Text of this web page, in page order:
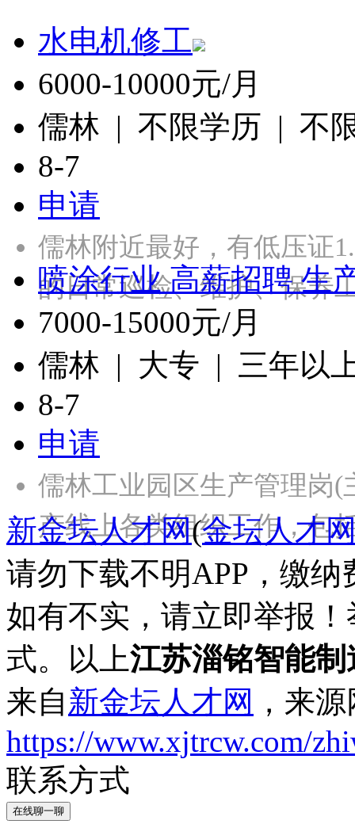
水电机修工
6000-10000元/月
儒林 | 不限学历 | 不
8-7
申请
儒林附近最好，有低压证
的日常巡检、维护、保
喷涂行业 高薪招聘 生
7000-15000元/月
儒林 | 大专 | 三年以
8-7
申请
儒林工业园区生产管理岗
产线上各类组织工作，
新金坛人才网(金坛人才
请勿下载不明APP，缴
如有不实，请立即举报
式。以上江苏淄铭智能
来自新金坛人才网 ，来
https://www.xjtrcw.com/
联系方式
在线聊一聊